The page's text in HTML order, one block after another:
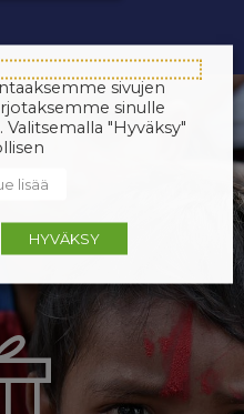
sivujen
sinulle
Valitsemalla "Hyväksy"
lisää
HYVÄKSY